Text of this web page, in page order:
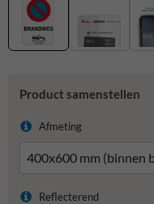
Product samenstellen
Afmeting
Reflecterend